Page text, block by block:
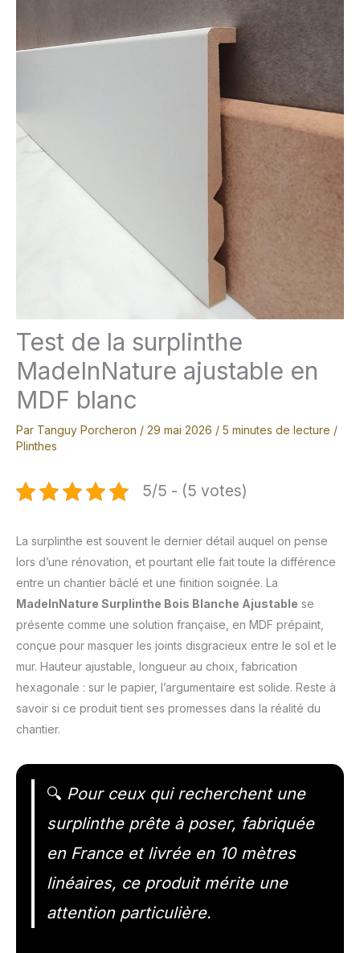
Test de la surplinthe
MadeInNature ajustable en
MDF blanc
Par Tanguy Porcheron / 29 mai 2026 / 5 minutes de lecture /
Plinthes
5/5 - (5 votes)
La surplinthe est souvent le dernier détail auquel on pense
lors d’une rénovation, et pourtant elle fait toute la différence
entre un chantier bâclé et une finition soignée. La
MadeInNature Surplinthe Bois Blanche Ajustable se
présente comme une solution française, en MDF prépaint,
conçue pour masquer les joints disgracieux entre le sol et le
mur. Hauteur ajustable, longueur au choix, fabrication
hexagonale : sur le papier, l’argumentaire est solide. Reste à
savoir si ce produit tient ses promesses dans la réalité du
chantier.
🔍 Pour ceux qui recherchent une
surplinthe prête à poser, fabriquée
en France et livrée en 10 mètres
linéaires, ce produit mérite une
attention particulière.